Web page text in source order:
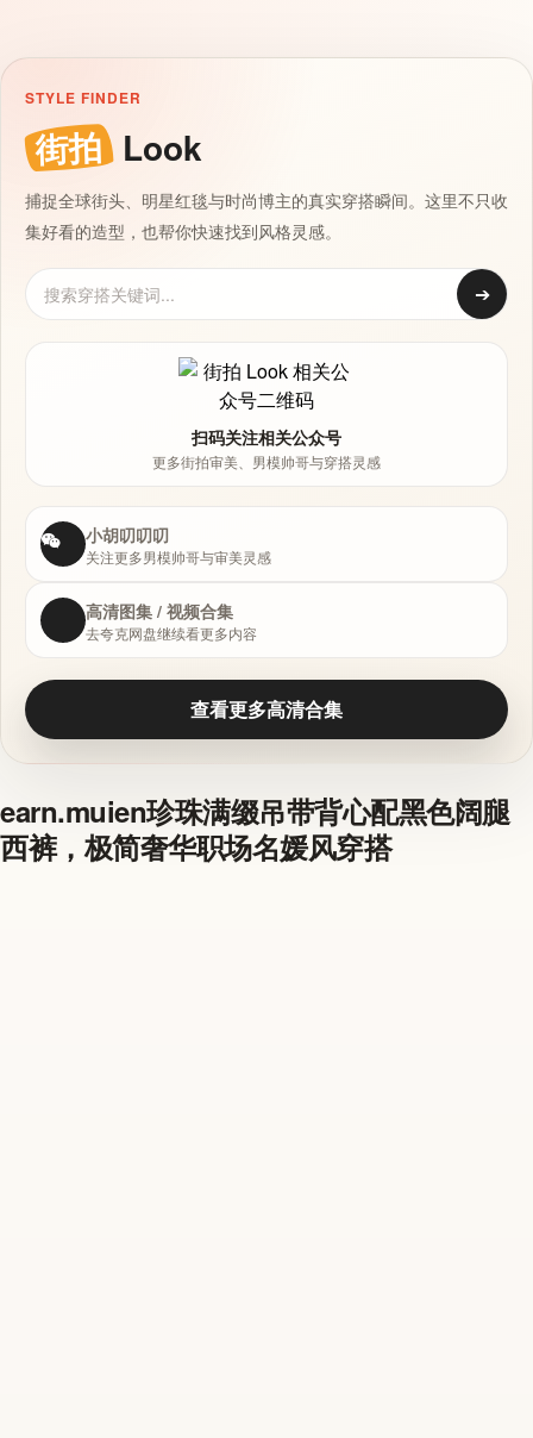
STYLE FINDER
街拍 Look
捕捉全球街头、明星红毯与时尚博主的真实穿搭瞬间。这里不只收
集好看的造型，也帮你快速找到风格灵感。
➔
扫码关注相关公众号
更多街拍审美、男模帅哥与穿搭灵感
小胡叨叨叨
关注更多男模帅哥与审美灵感
高清图集 / 视频合集
去夸克网盘继续看更多内容
查看更多高清合集
earn.muien珍珠满缀吊带背心配黑色阔腿
西裤，极简奢华职场名媛风穿搭